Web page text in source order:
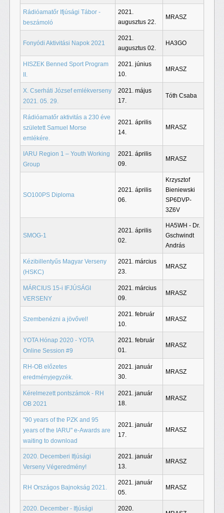
Rádióamatőr Ifjúsági Tábor -
beszámoló
2021.
augusztus 22.
MRASZ
Fonyódi Aktivitási Napok 2021
2021.
augusztus 02.
HA3GO
HISZEK Benned Sport Program
II.
2021. június
10.
MRASZ
X. Cserháti József emlékverseny
2021. 05. 29.
2021. május
17.
Tóth Csaba
Rádióamatőr aktivitás a 230 éve
született Samuel Morse
emlékére.
2021. április
14.
MRASZ
IARU Region 1 – Youth Working
Group
2021. április
09.
MRASZ
SO100PS Diploma
2021. április
06.
Krzysztof
Bieniewski
SP6DVP-
3Z6V
SMOG-1
2021. április
02.
HA5WH - Dr.
Gschwindt
András
Kézibillentyűs Magyar Verseny
(HSKC)
2021. március
23.
MRASZ
MÁRCIUS 15-i IFJÚSÁGI
VERSENY
2021. március
09.
MRASZ
Szembenézni a jövővel!
2021. február
10.
MRASZ
YOTA Hónap 2020 - YOTA
Online Session #9
2021. február
01.
MRASZ
RH-OB előzetes
eredményjegyzék.
2021. január
30.
MRASZ
Kérelmezett pontszámok - RH
OB 2021
2021. január
18.
MRASZ
"90 years of the PZK and 95
years of the IARU" e-Awards are
waiting to download
2021. január
17.
MRASZ
2020. Decemberi Ifjúsági
Verseny Végeredmény!
2021. január
13.
MRASZ
RH Országos Bajnokság 2021.
2021. január
05.
MRASZ
2020. December - Ifjúsági 2020.